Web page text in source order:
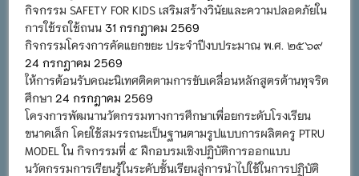
กิจกรรม SAFETY FOR KIDS เสริมสร้างวินัยและความปลอดภัยใน
การใช้รถใช้ถนน 31 กรกฎาคม 2569
กิจกรรมโครงการคัดแยกขยะ ประจำปีงบประมาณ พ.ศ. ๒๕๖๙
24 กรกฎาคม 2569
ให้การต้อนรับคณะนิเทศติดตามการขับเคลื่อนหลักสูตรต้านทุจริต
ศึกษา 24 กรกฎาคม 2569
โครงการพัฒนานวัตกรรมทางการศึกษาเพื่อยกระดับโรงเรียน
ขนาดเล็ก โดยใช้สมรรถนะเป็นฐานตามรูปแบบการผลิตครู PTRU
MODEL ใน กิจกรรมที่ ๕ ฝึกอบรมเชิงปฏิบัติการออกแบบ
นวัตกรรมการเรียนรู้ในระดับชั้นเรียนสู่การนำไปใช้ในการปฏิบัติ